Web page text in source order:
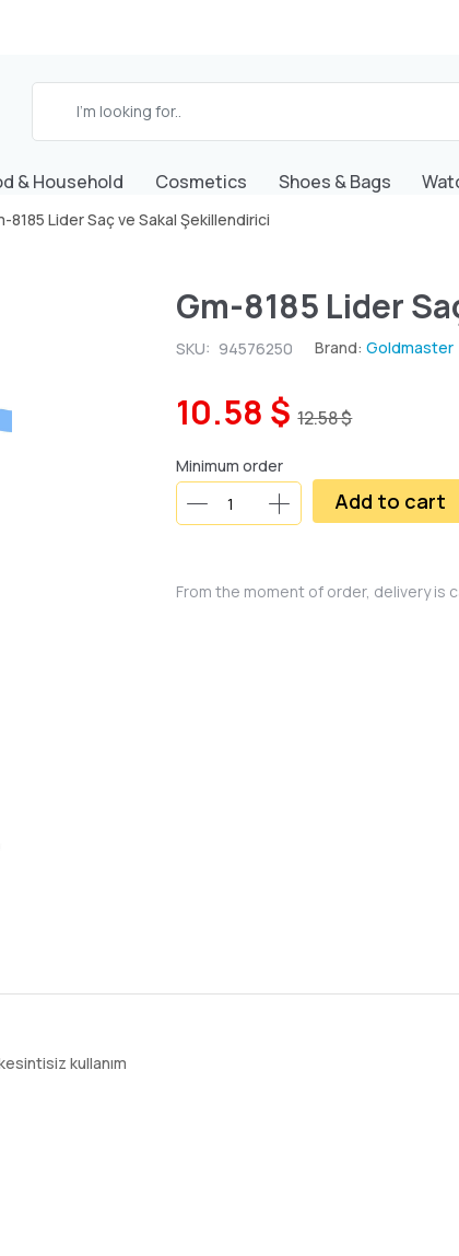
& Household Cosmetics Shoes & Bags
8185 Lider Saç ve Sakal Şekillendirici
Gm-8185 Lider
SKU: 94576250 Brand:Goldmaster
10.58 $ 12.58 $
Minimum order
Add to cart
From the moment of order, delivery
kullanım